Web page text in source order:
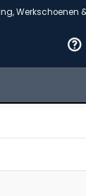
& PBM's